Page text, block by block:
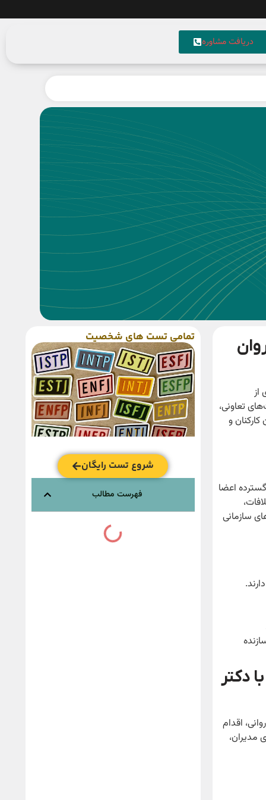
دریافت مشاوره
از
تعاونی،
و
اعضا
سازمانی
دکتر
اقدام
مدیران،
تمامی تست های شخصیت
شروع تست رایگان
فهرست مطالب